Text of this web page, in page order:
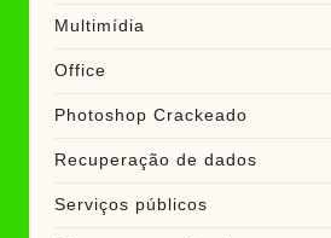
Multimídia
Office
Photoshop Crackeado
Recuperação de dados
Serviços públicos